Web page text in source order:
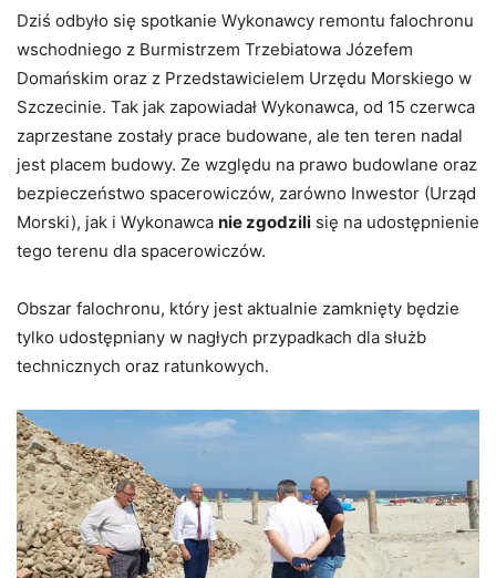
Dziś odbyło się spotkanie Wykonawcy remontu falochronu
wschodniego z Burmistrzem Trzebiatowa Józefem
Domańskim oraz z Przedstawicielem Urzędu Morskiego w
Szczecinie. Tak jak zapowiadał Wykonawca, od 15 czerwca
zaprzestane zostały prace budowane, ale ten teren nadal
jest placem budowy. Ze względu na prawo budowlane oraz
bezpieczeństwo spacerowiczów, zarówno Inwestor (Urząd
Morski), jak i Wykonawca nie zgodzili się na udostępnienie
tego terenu dla spacerowiczów.
Obszar falochronu, który jest aktualnie zamknięty będzie
tylko udostępniany w nagłych przypadkach dla służb
technicznych oraz ratunkowych.